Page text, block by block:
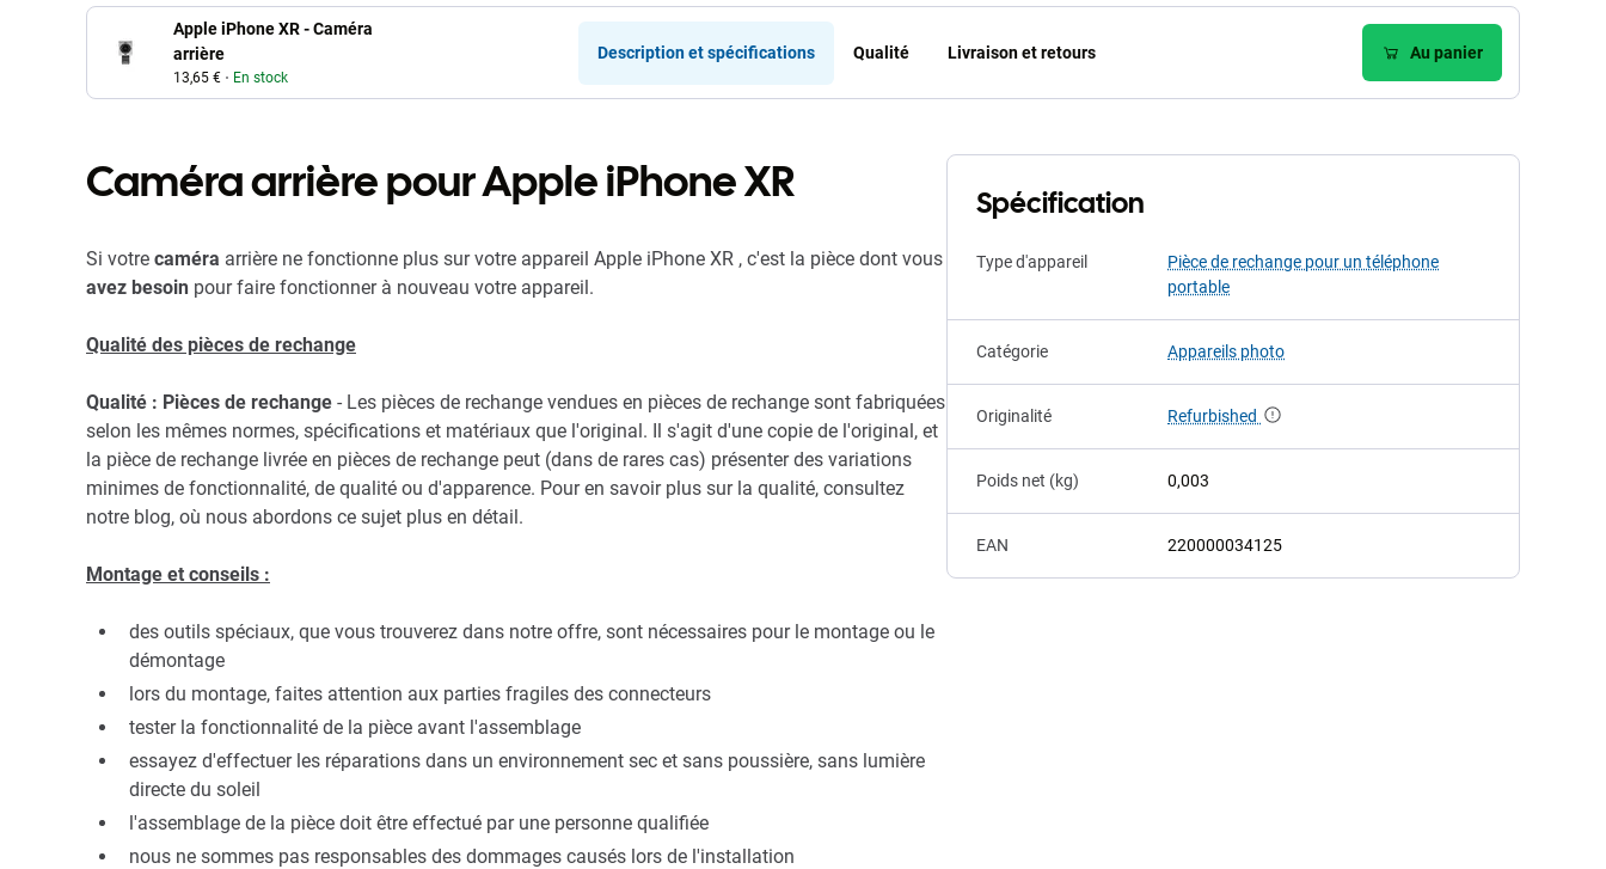
Apple iPhone XR - Caméra
arrière
13,65 € En stock
Description et spécifications Qualité Livraison et retours Au panier
Caméra arrière pour Apple iPhone XR
Si votre caméra arrière ne fonctionne plus sur votre appareil Apple iPhone XR , c'est la pièce dont vous
avez besoin pour faire fonctionner à nouveau votre appareil.
Qualité des pièces de rechange
Qualité : Pièces de rechange - Les pièces de rechange vendues en pièces de rechange sont fabriquées
selon les mêmes normes, spécifications et matériaux que l'original. Il s'agit d'une copie de l'original, et
la pièce de rechange livrée en pièces de rechange peut (dans de rares cas) présenter des variations
minimes de fonctionnalité, de qualité ou d'apparence. Pour en savoir plus sur la qualité, consultez
notre blog, où nous abordons ce sujet plus en détail.
Montage et conseils :
des outils spéciaux, que vous trouverez dans notre offre, sont nécessaires pour le montage ou le
démontage
lors du montage, faites attention aux parties fragiles des connecteurs
tester la fonctionnalité de la pièce avant l'assemblage
essayez d'effectuer les réparations dans un environnement sec et sans poussière, sans lumière
directe du soleil
l'assemblage de la pièce doit être effectué par une personne qualifiée
nous ne sommes pas responsables des dommages causés lors de l'installation
Spécification
Type d'appareil
Pièce de rechange pour un téléphone
portable
Catégorie Appareils photo
Originalité Refurbished
Poids net (kg) 0,003
EAN 220000034125